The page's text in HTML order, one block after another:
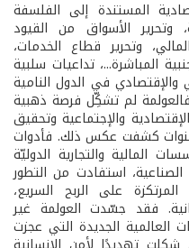
المستندة إلى الفلسفة
وتحرير الأسواق من القيود
وتحرير قطاع الخدمات،
المباشرة...، تداعيات سلبية
في الدول النامية
لم تشكِّل فرصة ذهبية
والإجتماعية وتحقيق
كشفت عكس ذلك. فأدوات
المالية والتجارية الدوليّة
استفادت من التطور
على الربح السريع،
فقد جسّدت العولمة غير
العالمية الجديدة التي عجزت